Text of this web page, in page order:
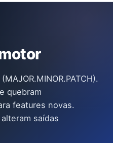
quebram
features novas.
saídas